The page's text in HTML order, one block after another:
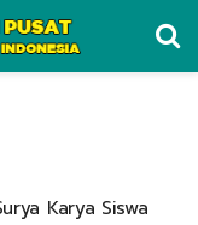
Karya Siswa